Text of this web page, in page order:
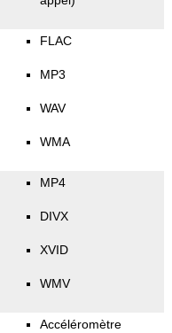
FLAC
MP3
WAV
WMA
MP4
DIVX
XVID
WMV
Accéléromètre